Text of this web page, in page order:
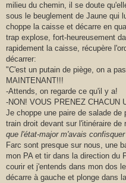
milieu du chemin, il se doute
sous le beuglement de Jaune qui
choppe la caisse et décarre en
trap explose, fort-heureusement
rapidement la caisse, récupère
décarrer:
"C'est un putain de piège, on a
MAINTENANT!!!
-Attends, on regarde ce qu'il y a!
-NON! VOUS PRENEZ CHACUN
Je choppe une paire de salade
train droit devant sur l'itinéraire de
que l'état-major m'avais
Farc sont presque sur nous, une
mon PA et tir dans la direction du
courir et j'entends dans mon dos
décarre à gauche et plonge dans